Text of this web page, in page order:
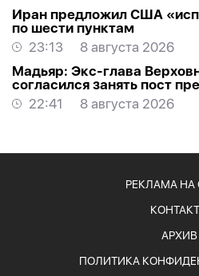
Иран предложил США
по шести пунктам
23:13
8 августа 2026
Мадьяр: Экс-глава
согласился занять пост
22:41
8 августа 2026
РЕКЛАМА НА
АРХИВ
ПОЛИТИКА